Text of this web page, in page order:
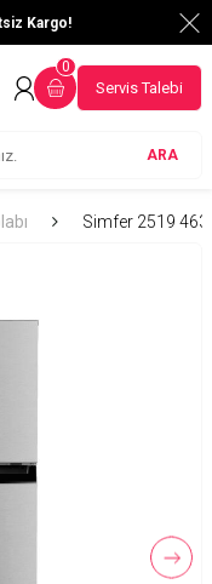
Kargo!
ARA
0
Servis Talebi
Simfer 2519